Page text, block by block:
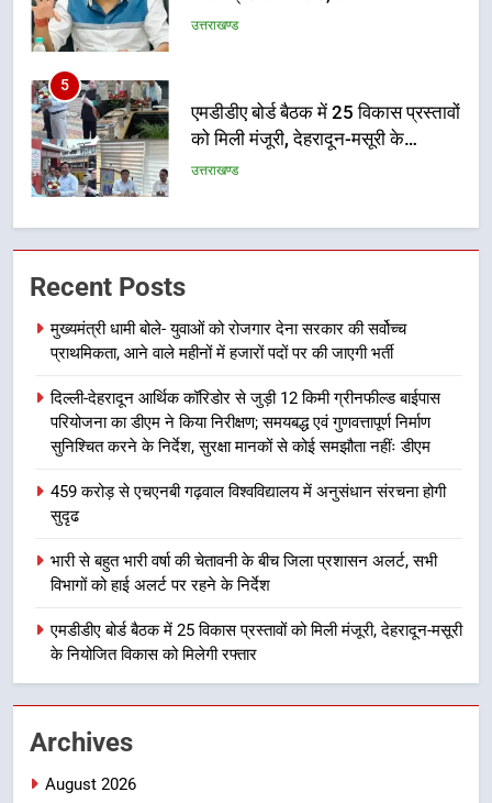
5
को मिली मंजूरी, देहरादून-मसूरी के
नियोजित विकास को मिलेगी रफ्तार
उत्तराखण्ड
6
मुख्यमंत्री पुष्कर सिंह धामी के दिशा-निर्देशों
में पीएम आवास योजना (शहरी) की प्रगति
7
अभियुक्त को दून पुलिस ने हरिद्वार से किया
गिरफ्तार
उत्तराखण्ड
8
उत्तराखण्ड
1
मुख्यमंत्री धामी बोले- युवाओं को रोजगार
देना सरकार की सर्वोच्च प्राथमिकता, आने
2
Recent Posts
मुख्यमंत्री धामी बोले- युवाओं को रोजगार देना सरकार की सर्वोच्च
प्राथमिकता, आने वाले महीनों में हजारों पदों पर की जाएगी भर्ती
दिल्ली-देहरादून आर्थिक कॉरिडोर से जुड़ी 12 किमी ग्रीनफील्ड बाईपास
परियोजना का डीएम ने किया निरीक्षण; समयबद्ध एवं गुणवत्तापूर्ण निर्माण
सुनिश्चित करने के निर्देश, सुरक्षा मानकों से कोई समझौता नहींः डीएम
459 करोड़ से एचएनबी गढ़वाल विश्वविद्यालय में अनुसंधान संरचना होगी
सुदृढ
भारी से बहुत भारी वर्षा की चेतावनी के बीच जिला प्रशासन अलर्ट, सभी
विभागों को हाई अलर्ट पर रहने के निर्देश
एमडीडीए बोर्ड बैठक में 25 विकास प्रस्तावों को मिली मंजूरी, देहरादून-मसूरी
के नियोजित विकास को मिलेगी रफ्तार
Archives
August 2026